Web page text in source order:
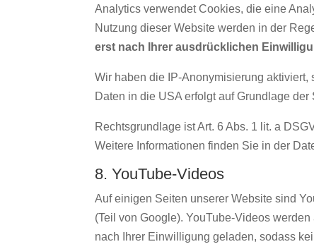
Analytics verwendet Cookies, die eine
Nutzung dieser Website werden in der
erst nach Ihrer ausdrücklichen
Wir haben die IP-Anonymisierung
Daten in die USA erfolgt auf Grundlage
Rechtsgrundlage ist Art. 6 Abs. 1 lit. a
Weitere Informationen finden Sie in der
8. YouTube-Videos
Auf einigen Seiten unserer Website sind
(Teil von Google). YouTube-Videos
nach Ihrer Einwilligung geladen, sodass